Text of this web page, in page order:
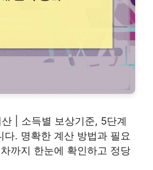
| 소득별 보상기준, 5단계
다. 명확한 계산 방법과 필요
까지 한눈에 확인하고 정당